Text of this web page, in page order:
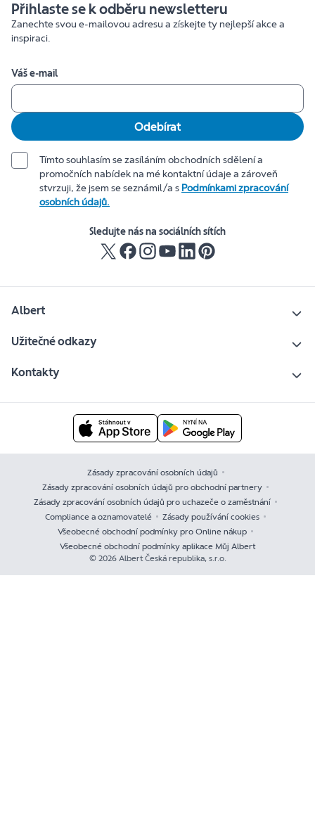
Přihlaste se k odběru newsletteru
Zanechte svou e-mailovou adresu a získejte ty nejlepší akce a
inspiraci.
Váš e-mail
Odebírat
Tímto souhlasím se zasíláním obchodních sdělení a
promočních nabídek na mé kontaktní údaje a zároveň
stvrzuji, že jsem se seznámil/a s Podmínkami zpracování
osobních údajů.
Sledujte nás na sociálních sítích
Albert
Užitečné odkazy
Kontakty
Zásady zpracování osobních údajů
Zásady zpracování osobních údajů pro obchodní partnery
Zásady zpracování osobních údajů pro uchazeče o zaměstnání
Compliance a oznamovatelé
Zásady používání cookies
Všeobecné obchodní podmínky pro Online nákup
Všeobecné obchodní podmínky aplikace Můj Albert
© 2026 Albert Česká republika, s.r.o.